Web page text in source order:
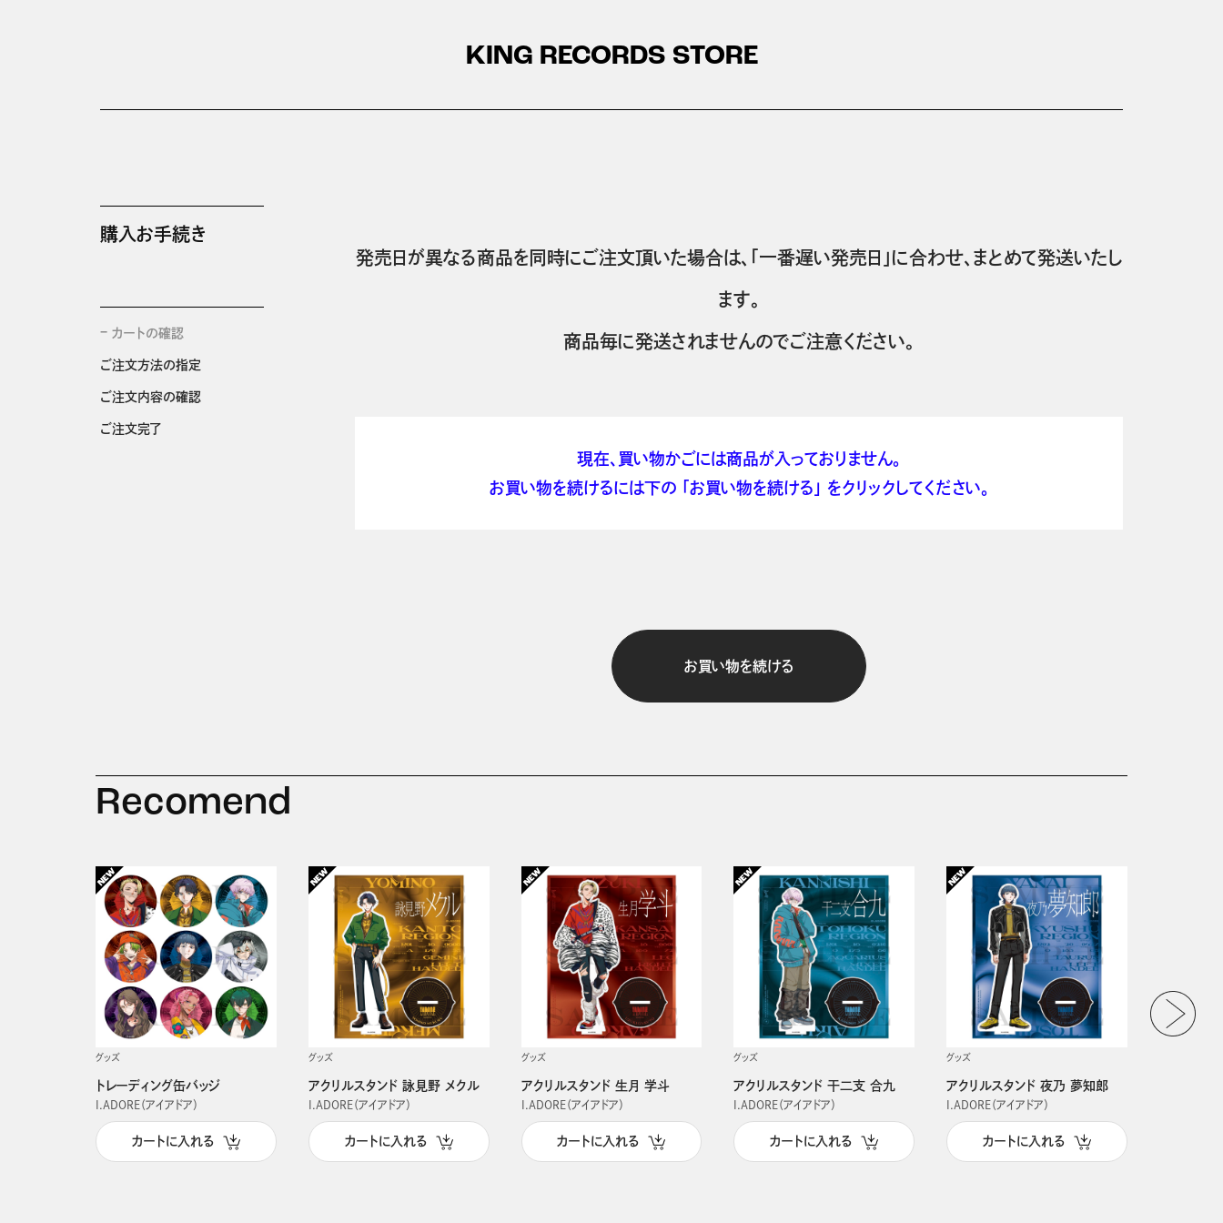
KING RECORDS STORE
購入お手続き
カートの確認
ご注文方法の指定
ご注文内容の確認
ご注文完了
発売日が異なる商品を同時にご注文頂いた場合は、「一番遅い発売日」に合わせ、まとめて発送いたし
ます。
商品毎に発送されませんのでご注意ください。
現在、買い物かごには商品が入っておりません。
お買い物を続けるには下の 「お買い物を続ける」 をクリックしてください。
お買い物を続ける
Recomend
グッズ
トレーディング缶バッジ
I.ADORE（アイアドア）
カートに入れる
グッズ
アクリルスタンド 詠見野 メクル
I.ADORE（アイアドア）
カートに入れる
グッズ
アクリルスタンド 生月 学斗
I.ADORE（アイアドア）
カートに入れる
グッズ
アクリルスタンド 干二支 合九
I.ADORE（アイアドア）
カートに入れる
グッズ
アクリルスタンド 夜乃 夢知郎
I.ADORE（アイアドア）
カートに入れる